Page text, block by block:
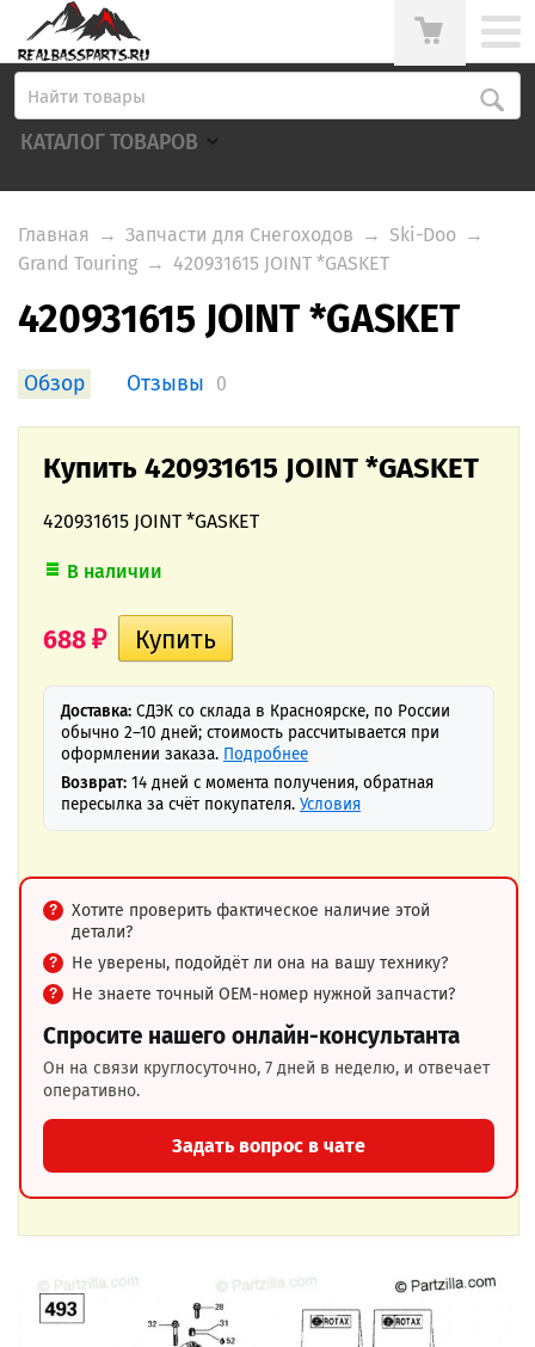
КАТАЛОГ ТОВАРОВ
Главная → Запчасти для Снегоходов → Ski-Doo →
Grand Touring → 420931615 JOINT *GASKET
420931615 JOINT *GASKET
Обзор Отзывы 0
Купить 420931615 JOINT *GASKET
420931615 JOINT *GASKET
В наличии
688 ₽
Доставка: СДЭК со склада в Красноярске, по России
обычно 2–10 дней; стоимость рассчитывается при
оформлении заказа. Подробнее
Возврат: 14 дней с момента получения, обратная
пересылка за счёт покупателя. Условия
Хотите проверить фактическое наличие этой
детали?
Не уверены, подойдёт ли она на вашу технику?
Не знаете точный OEM-номер нужной запчасти?
Спросите нашего онлайн-консультанта
Он на связи круглосуточно, 7 дней в неделю, и отвечает
оперативно.
Задать вопрос в чате